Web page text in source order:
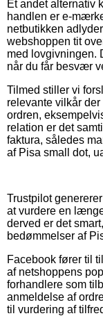
Et andet alternativ
handlen er e-
netbutikken
webshoppen tit
med lovgivningen.
når du får besvær
Tilmed stiller vi
relevante vilkår
ordren,
relation er det
faktura, således
af Pisa small dot,
Trustpilot
at vurdere en
derved er det
bedømmelser af
Facebook fører til
af netshoppens
forhandlere som
anmeldelse af
til vurdering af